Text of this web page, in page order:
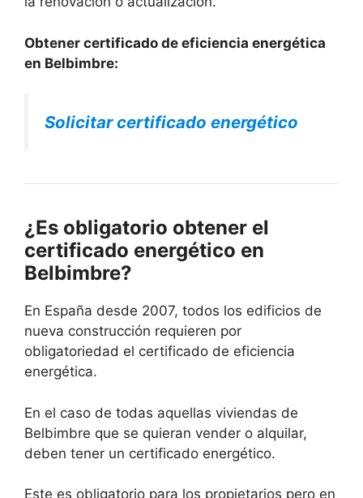
Obtener certificado de eficiencia energética
en Belbimbre:
Solicitar certificado energético
¿Es obligatorio obtener el
certificado energético en
Belbimbre?
En España desde 2007, todos los edificios de
nueva construcción requieren por
obligatoriedad el certificado de eficiencia
energética.
En el caso de todas aquellas viviendas de
Belbimbre que se quieran vender o alquilar,
deben tener un certificado energético.
Este es obligatorio para los propietarios pero en